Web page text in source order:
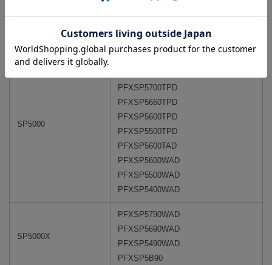
シリーズ名称 品番
SP5000
PFXSP5700TPD
PFXSP5660TPD
PFXSP5600TPD
PFXSP5500TPD
PFXSP5600TAD
PFXSP5600WAD
PFXSP5500WAD
PFXSP5400WAD
SP5000X
PFXSP5790WAD
PFXSP5690WAD
PFXSP5490WAD
PFXSP5B90